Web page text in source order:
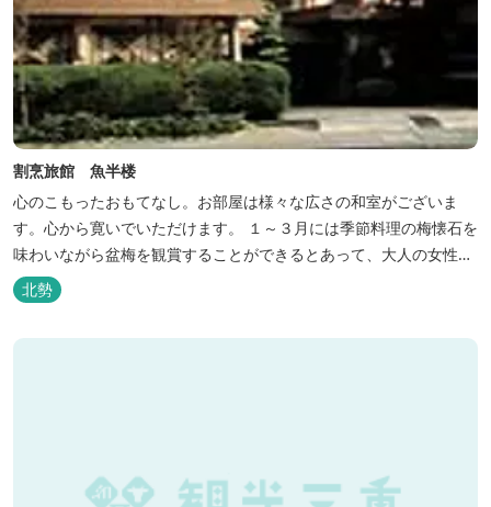
割烹旅館 魚半楼
心のこもったおもてなし。お部屋は様々な広さの和室がございま
す。心から寛いでいただけます。 １～３月には季節料理の梅懐石を
味わいながら盆梅を観賞することができるとあって、大人の女性に
も人気です。
北勢